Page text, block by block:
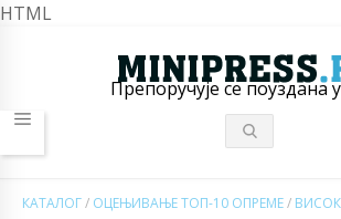
HTML
Препоручује се поуздана
КАТАЛОГ/ ОЦЕЊИВАЊЕ ТОП-10 ОПРЕМЕ/